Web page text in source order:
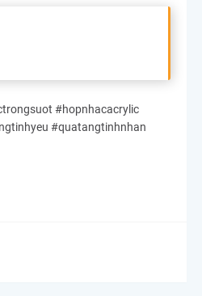
#hopnhacacrylic
#quatangtinhnhan